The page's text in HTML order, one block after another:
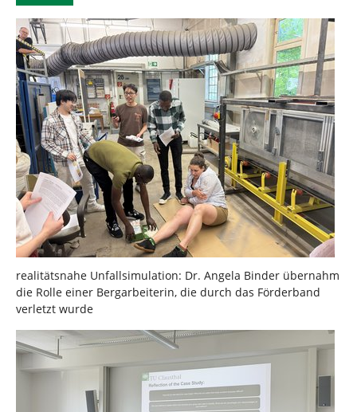
realitätsnahe Unfallsimulation: Dr. Angela Binder übernahm
die Rolle einer Bergarbeiterin, die durch das Förderband
verletzt wurde